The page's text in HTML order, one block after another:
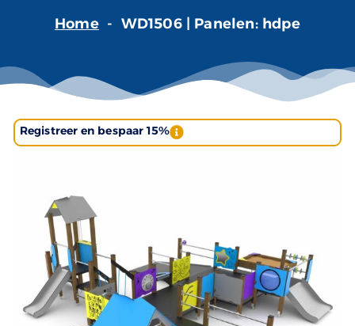
Home - WD1506 | Panelen: hdpe
Registreer en bespaar 15%